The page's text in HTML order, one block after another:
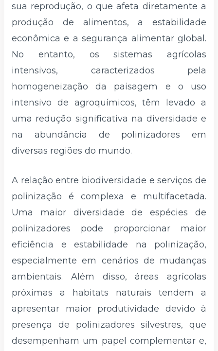
sua reprodução, o que afeta diretamente a
produção de alimentos, a estabilidade
econômica e a segurança alimentar global.
No entanto, os sistemas agrícolas
intensivos, caracterizados pela
homogeneização da paisagem e o uso
intensivo de agroquímicos, têm levado a
uma redução significativa na diversidade e
na abundância de polinizadores em
diversas regiões do mundo.
A relação entre biodiversidade e serviços de
polinização é complexa e multifacetada.
Uma maior diversidade de espécies de
polinizadores pode proporcionar maior
eficiência e estabilidade na polinização,
especialmente em cenários de mudanças
ambientais. Além disso, áreas agrícolas
próximas a habitats naturais tendem a
apresentar maior produtividade devido à
presença de polinizadores silvestres, que
desempenham um papel complementar e,